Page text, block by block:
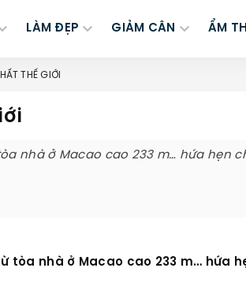
LÀM ĐẸP GIẢM CÂN ẨM
THẾ GIỚI
nhà ở Macao cao 233 m… hứa hẹn
tòa nhà ở Macao cao 233 m… hứa